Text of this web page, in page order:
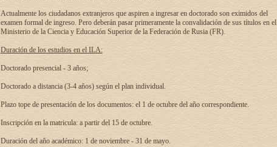
Actualmente los ciudadanos extranjeros que aspiren a ingresar en doctorado son eximidos del
examen formal de ingreso. Pero deberán pasar primeramente la convalidación de sus títulos en el
Ministerio de la Ciencia y Educación Superior de la Federación de Rusia (FR).
Duración de los estudios en el ILA:
Doctorado presencial - 3 años;
Doctorado a distancia (3-4 años) según el plan individual.
Plazo tope de presentación de los documentos: el 1 de octubre del año correspondiente.
Inscripción en la matricula: a partir del 15 de octubre.
Duración del año académico: 1 de noviembre - 31 de mayo.